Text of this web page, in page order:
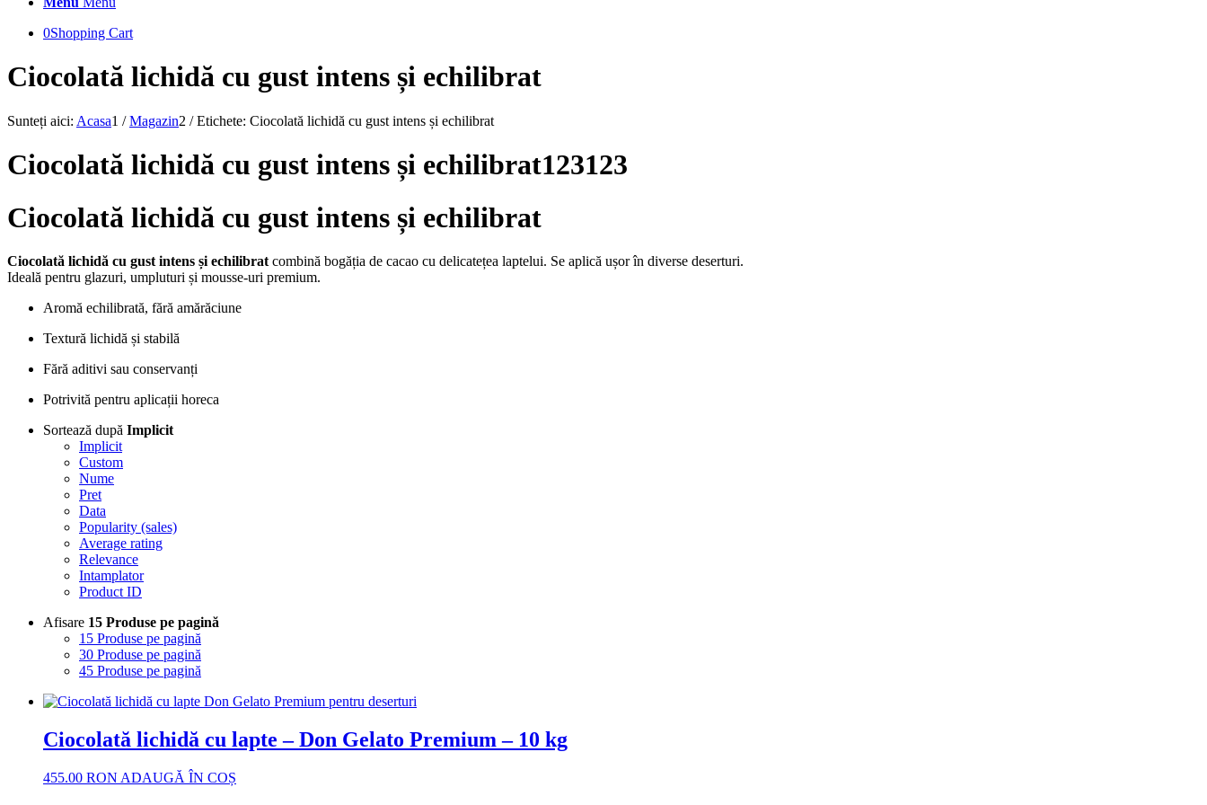
0Shopping Cart
Ciocolată lichidă cu gust intens și echilibrat
Sunteți aici: Acasa1 / Magazin2 / Etichete: Ciocolată lichidă cu gust intens și echilibrat
Ciocolată lichidă cu gust intens și echilibrat123123
Ciocolată lichidă cu gust intens și echilibrat
Ciocolată lichidă cu gust intens și echilibrat combină bogăția de cacao cu delicatețea laptelui. Se aplică ușor în diverse deserturi.
Ideală pentru glazuri, umpluturi și mousse-uri premium.
Aromă echilibrată, fără amărăciune
Textură lichidă și stabilă
Fără aditivi sau conservanți
Potrivită pentru aplicații horeca
Sortează după Implicit
Implicit
Custom
Nume
Pret
Data
Popularity (sales)
Average rating
Relevance
Intamplator
Product ID
Afisare 15 Produse pe pagină
15 Produse pe pagină
30 Produse pe pagină
45 Produse pe pagină
Ciocolată lichidă cu lapte – Don Gelato Premium – 10 kg
455.00 RON ADAUGĂ ÎN COȘ